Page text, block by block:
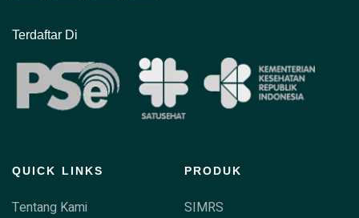
Terdaftar Di
QUICK LINKS
Tentang Kami
PRODUK
SIMRS